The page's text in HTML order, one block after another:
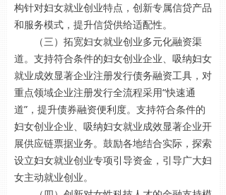
构针对妇女就业创业特点，创新专属信贷产品
和服务模式，提升信贷供给适配性。
（三）拓宽妇女就业创业多元化融资渠
道。支持符合条件的妇女创业企业、吸纳妇女
就业成效显著企业注册发行债务融资工具，对
重点领域企业注册发行全流程采用“快速通
道”，提升债券融资便利度。支持符合条件的
妇女创业企业、吸纳妇女就业成效显著企业开
展供应链票据业务。鼓励各地结合实际，探索
设立妇女就业创业专项引导资金，引导广大妇
女主动就业创业。